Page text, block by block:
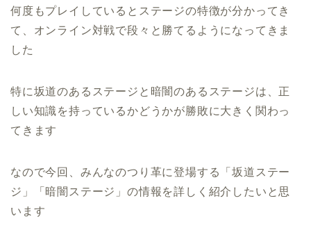
何度もプレイしているとステージの特徴が分かってき
て、オンライン対戦で段々と勝てるようになってきま
した
特に坂道のあるステージと暗闇のあるステージは、正
しい知識を持っているかどうかが勝敗に大きく関わっ
てきます
なので今回、みんなのつり革に登場する「坂道ステー
ジ」「暗闇ステージ」の情報を詳しく紹介したいと思
います